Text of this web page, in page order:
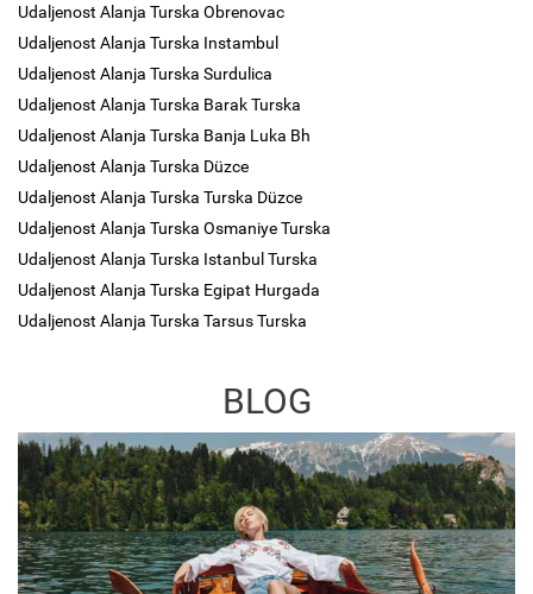
Udaljenost Alanja Turska Obrenovac
Udaljenost Alanja Turska Instambul
Udaljenost Alanja Turska Surdulica
Udaljenost Alanja Turska Barak Turska
Udaljenost Alanja Turska Banja Luka Bh
Udaljenost Alanja Turska Düzce
Udaljenost Alanja Turska Turska Düzce
Udaljenost Alanja Turska Osmaniye Turska
Udaljenost Alanja Turska Istanbul Turska
Udaljenost Alanja Turska Egipat Hurgada
Udaljenost Alanja Turska Tarsus Turska
BLOG